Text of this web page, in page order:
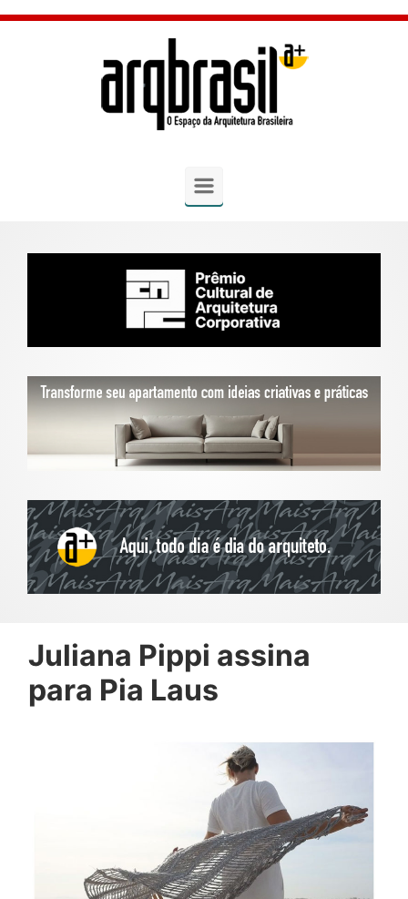
Skip to main content
Juliana Pippi assina
para Pia Laus